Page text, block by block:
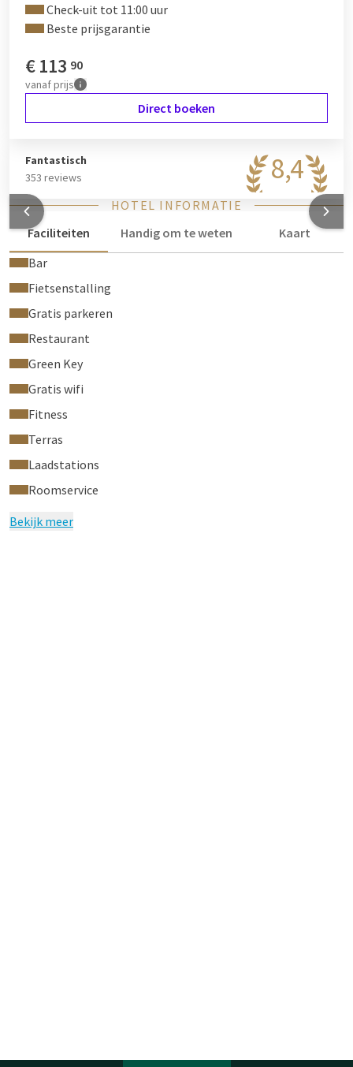
Check-uit tot 11:00 uur
Beste prijsgarantie
€113 90
vanafprijs
Direct boeken
8,4
Fantastisch
353 reviews
HOTEL INFORMATIE
Faciliteiten
Handig om te weten
Kaart
Bar
Fietsenstalling
Gratis parkeren
Restaurant
Green Key
Gratis wifi
Fitness
Terras
Laadstations
Roomservice
Bekijk meer